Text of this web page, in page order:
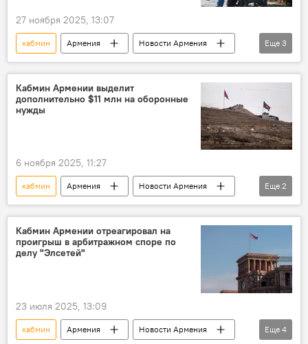
27 ноября 2025, 13:07
кабмин Армения
Новости Армения
Общество
пенсионеры решение
Еще 3
Кабмин Армении выделит
дополнительно $11 млн на оборонные
нужды
6 ноября 2025, 11:27
кабмин Армения
Новости Армения
Политика
оборона
Еще 2
Кабмин Армении отреагировал на
проигрыш в арбитражном споре по
делу "Элсетей"
23 июля 2025, 13:09
кабмин Армения
Новости Армения
Еще 4